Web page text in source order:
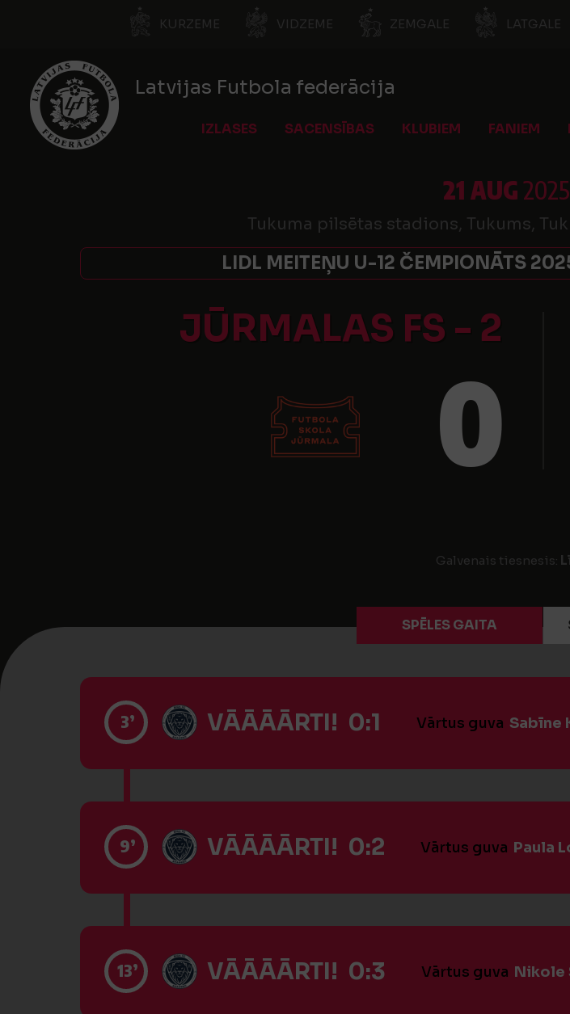
KURZEME VIDZEME ZEMGALE LATGALE
Latvijas Futbola federācija
IZLASES SACENSĪBAS KLUBIEM FANIEM
21 AUG2025
Tukuma pilsētas stadions, Tukums,
LIDL MEITEŅU U-12 ČEMPIONĀTS
JŪRMALAS FS - 2
0
Galvenais tiesnesis:
SPĒLES GAITA
3’ VĀĀĀĀRTI! 0:1 Vārtus guva Sabīne
9’ VĀĀĀĀRTI! 0:2 Vārtus guva Paula
13’ VĀĀĀĀRTI! 0:3 Vārtus guva Nikole